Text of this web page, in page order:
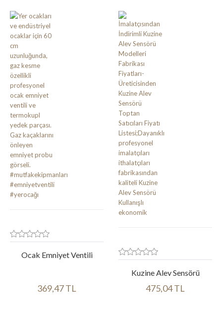
Ocak Emniyet Ventili
369,47 TL
Kuzine Alev Sensörü
475,04 TL